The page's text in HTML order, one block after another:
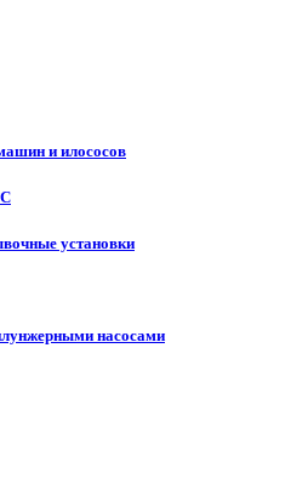
и илососов
установки
насосами